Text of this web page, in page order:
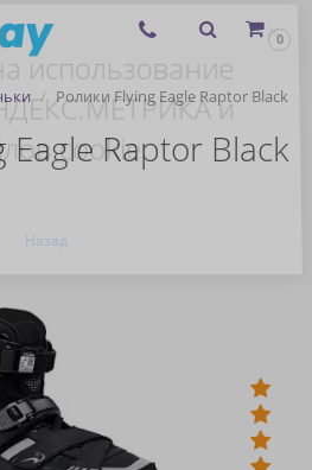
0
Ролики Flying Eagle Raptor Black
Eagle Raptor Black
×
использование
и
cookie
Назад